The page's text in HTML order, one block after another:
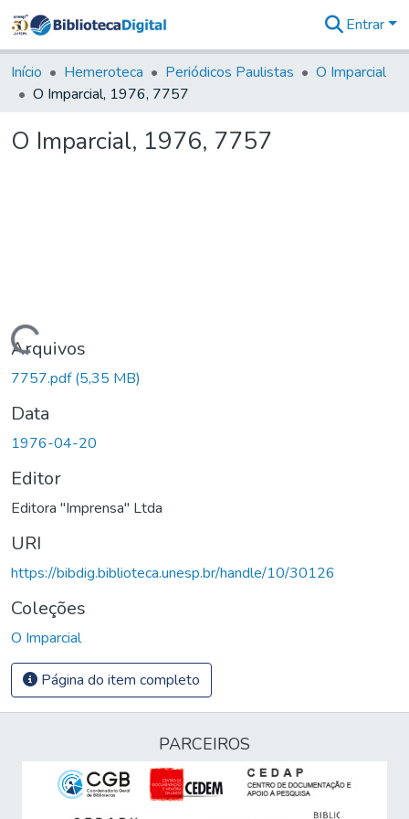
&
Coleções
Tudo na
Digital
Entrar
Início Hemeroteca Periódicos Paulistas
O Imparcial
O Imparcial, 1976, 7757
O Imparcial, 1976, 7757
Carregando...
Arquivos
7757.pdf(5,35 MB)
Data
1976-04-20
Editor
Editora "Imprensa" Ltda
URI
https://bibdig.biblioteca.unesp.br/handle/10/30126
Coleções
O Imparcial
Página do item completo
PARCEIROS